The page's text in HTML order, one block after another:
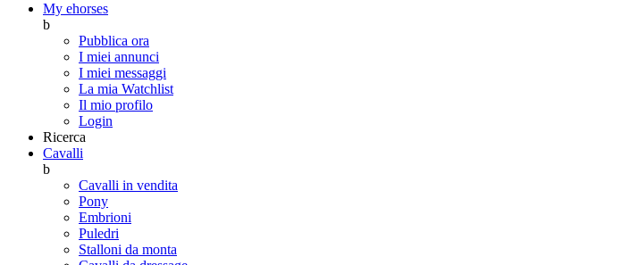
My ehorses
b
Pubblica ora
I miei annunci
I miei messaggi
La mia Watchlist
Il mio profilo
Login
Ricerca
Cavalli
b
Cavalli in vendita
Pony
Embrioni
Puledri
Stalloni da monta